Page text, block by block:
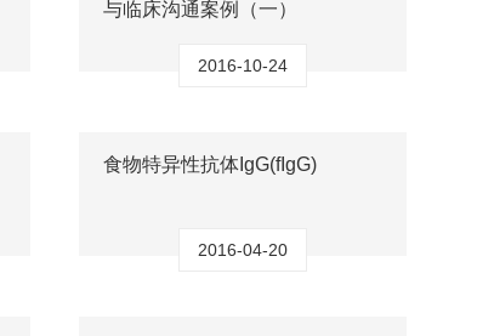
与临床沟通案例（一）
2016-10-24
食物特异性抗体IgG(fIgG)
2016-04-20